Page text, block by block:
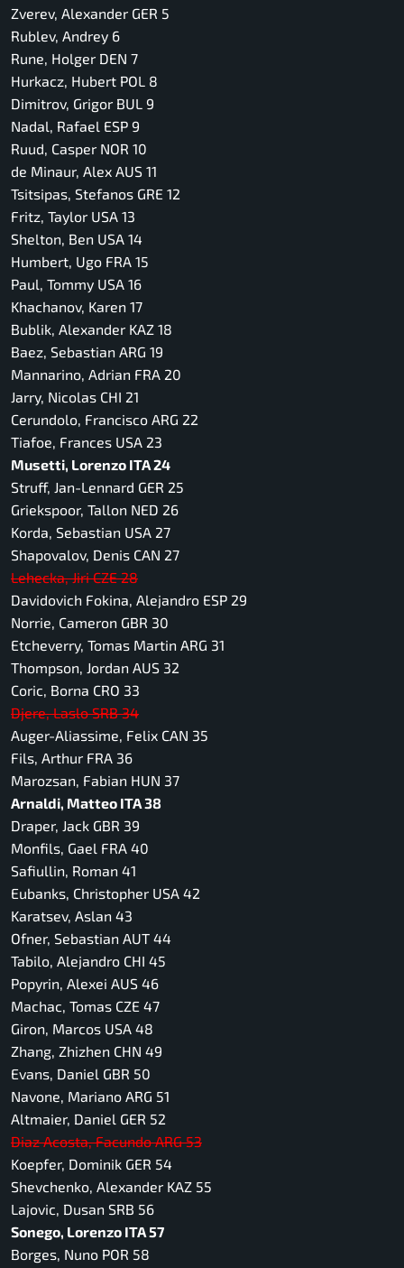
Zverev, Alexander GER 5
Rublev, Andrey 6
Rune, Holger DEN 7
Hurkacz, Hubert POL 8
Dimitrov, Grigor BUL 9
Nadal, Rafael ESP 9
Ruud, Casper NOR 10
de Minaur, Alex AUS 11
Tsitsipas, Stefanos GRE 12
Fritz, Taylor USA 13
Shelton, Ben USA 14
Humbert, Ugo FRA 15
Paul, Tommy USA 16
Khachanov, Karen 17
Bublik, Alexander KAZ 18
Baez, Sebastian ARG 19
Mannarino, Adrian FRA 20
Jarry, Nicolas CHI 21
Cerundolo, Francisco ARG 22
Tiafoe, Frances USA 23
Musetti, Lorenzo ITA 24
Struff, Jan-Lennard GER 25
Griekspoor, Tallon NED 26
Korda, Sebastian USA 27
Shapovalov, Denis CAN 27
Lehecka, Jiri CZE 28
Davidovich Fokina, Alejandro ESP 29
Norrie, Cameron GBR 30
Etcheverry, Tomas Martin ARG 31
Thompson, Jordan AUS 32
Coric, Borna CRO 33
Djere, Laslo SRB 34
Auger-Aliassime, Felix CAN 35
Fils, Arthur FRA 36
Marozsan, Fabian HUN 37
Arnaldi, Matteo ITA 38
Draper, Jack GBR 39
Monfils, Gael FRA 40
Safiullin, Roman 41
Eubanks, Christopher USA 42
Karatsev, Aslan 43
Ofner, Sebastian AUT 44
Tabilo, Alejandro CHI 45
Popyrin, Alexei AUS 46
Machac, Tomas CZE 47
Giron, Marcos USA 48
Zhang, Zhizhen CHN 49
Evans, Daniel GBR 50
Navone, Mariano ARG 51
Altmaier, Daniel GER 52
Diaz Acosta, Facundo ARG 53
Koepfer, Dominik GER 54
Shevchenko, Alexander KAZ 55
Lajovic, Dusan SRB 56
Sonego, Lorenzo ITA 57
Borges, Nuno POR 58